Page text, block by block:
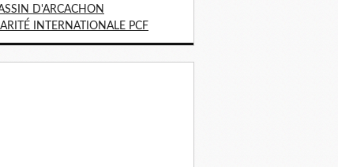
D'ARCACHON
INTERNATIONALE PCF